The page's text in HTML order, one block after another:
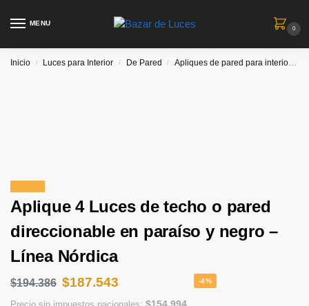
MENU
0
Inicio / Luces para Interior / De Pared / Apliques de pared para interiores
Aplique 4 Luces de techo o pared
direccionable en paraíso y negro –
Línea Nórdica
$194.386 $187.543
$154.994
-4%